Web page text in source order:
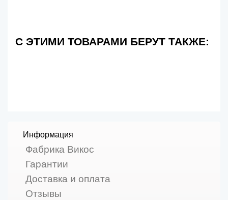
С ЭТИМИ ТОВАРАМИ БЕРУТ ТАКЖЕ:
Информация
Фабрика Викос
Гарантии
Доставка и оплата
Отзывы